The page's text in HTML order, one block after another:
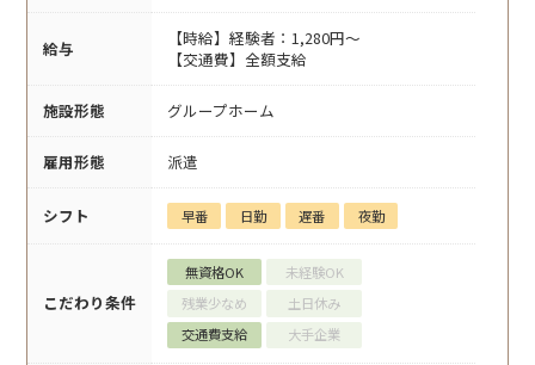
給与
【時給】経験者：1,280円～
【交通費】全額支給
施設形態 グループホーム
雇用形態 派遣
シフト 早番 日勤 遅番 夜勤
こだわり条件
無資格OK
未経験OK
残業少なめ
土日休み
交通費支給
大手企業